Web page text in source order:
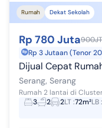
Rumah Dekat Sekolah
Rp 780 Juta900JT
Rp 3 Jutaan (Tenor
Dijual Cepat Rumah Cluster Elit Seion Serang
Serang, Serang
3
2 2LT:72m²LB: